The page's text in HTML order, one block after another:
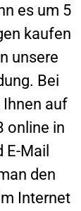
es um 5
kaufen
unsere
Bei
auf
online in
Mail
den
Internet